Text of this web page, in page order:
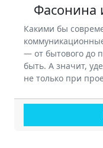
Фасонина
Какими бы
— от бытового до
быть. А значит,
не только при